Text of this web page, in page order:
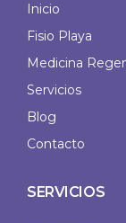
Inicio
Fisio Playa
Medicina
Servicios
Blog
Contacto
SERVICIOS